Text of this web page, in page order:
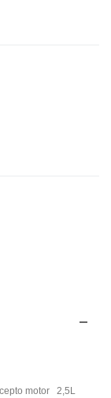
motor 2,5L